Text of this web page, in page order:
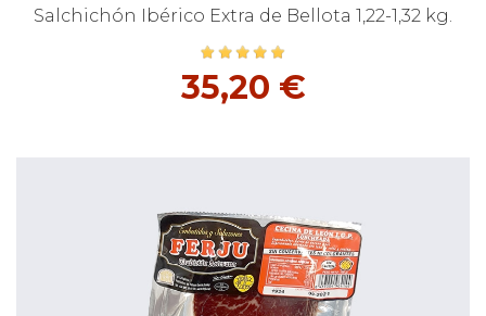
Salchichón Ibérico Extra de Bellota 1,22-1,32 kg.
35,20 €